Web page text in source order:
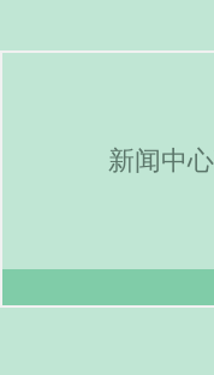
新闻中